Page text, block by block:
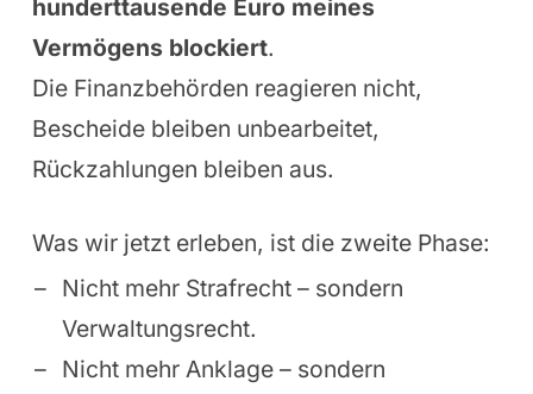
hunderttausende Euro meines
Vermögens blockiert.
Die Finanzbehörden reagieren nicht,
Bescheide bleiben unbearbeitet,
Rückzahlungen bleiben aus.
Was wir jetzt erleben, ist die zweite Phase:
Nicht mehr Strafrecht – sondern
Verwaltungsrecht.
Nicht mehr Anklage – sondern